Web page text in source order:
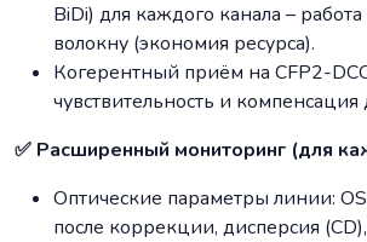
BiDi) для каждого канала –
волокну (экономия ресурса).
Когерентный приём на CFP2-
чувствительность и компенсация
✅ Расширенный мониторинг (для
Оптические параметры линии:
после коррекции, дисперсия